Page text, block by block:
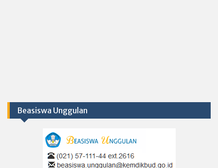
Beasiswa Unggulan